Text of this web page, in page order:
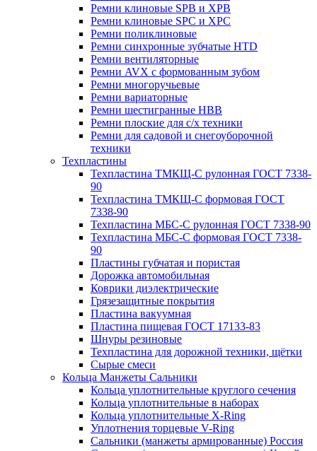
Ремни клиновые SPB и XPB
Ремни клиновые SPC и XPC
Ремни поликлиновые
Ремни синхронные зубчатые HTD
Ремни вентиляторные
Ремни AVX с формованным зубом
Ремни многоручьевые
Ремни вариаторные
Ремни шестигранные HBB
Ремни плоские для с/х техники
Ремни для садовой и снегоуборочной
техники
Техпластины
Техпластина ТМКЩ-С рулонная ГОСТ 7338-
90
Техпластина ТМКЩ-С формовая ГОСТ
7338-90
Техпластина МБС-С рулонная ГОСТ 7338-90
Техпластина МБС-С формовая ГОСТ 7338-
90
Пластины губчатая и пористая
Дорожка автомобильная
Коврики диэлектрические
Грязезащитные покрытия
Пластина вакуумная
Пластина пищевая ГОСТ 17133-83
Шнуры резиновые
Техпластина для дорожной техники, щётки
Сырые смеси
Кольца Манжеты Сальники
Кольца уплотнительные круглого сечения
Кольца уплотнительные в наборах
Кольца уплотнительные Х-Ring
Уплотнения торцевые V-Ring
Сальники (манжеты армированные) Россия